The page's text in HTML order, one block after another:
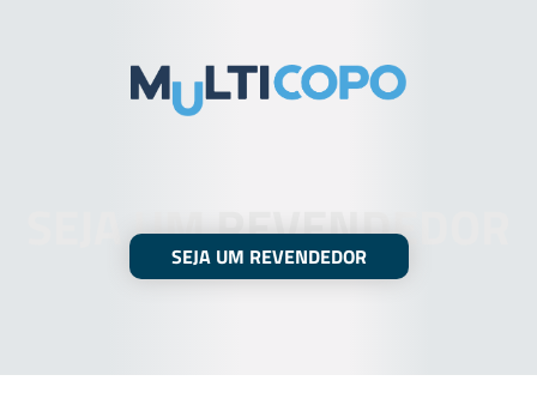
SEJA UM REVENDEDOR
SEJA UM REVENDEDOR